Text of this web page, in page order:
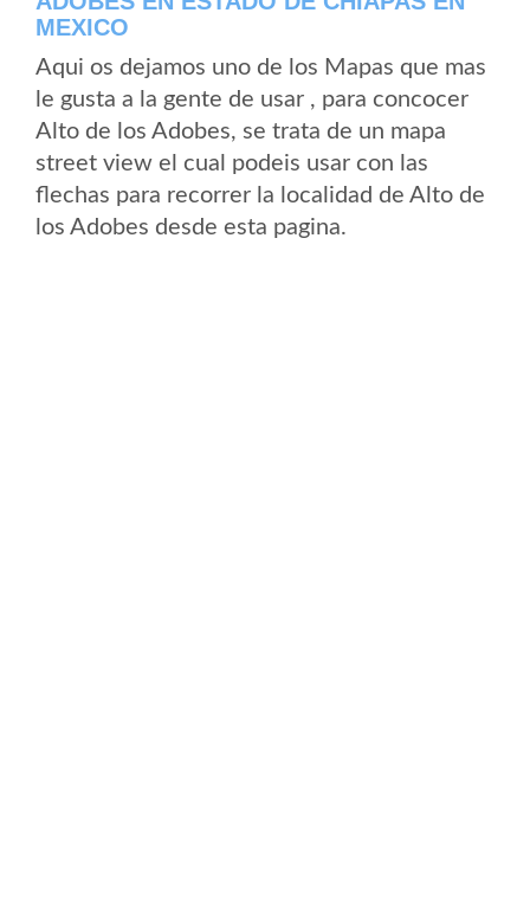
MEXICO
Aqui os dejamos uno de los Mapas que mas
le gusta a la gente de usar , para concocer
Alto de los Adobes, se trata de un mapa
street view el cual podeis usar con las
flechas para recorrer la localidad de Alto de
los Adobes desde esta pagina.